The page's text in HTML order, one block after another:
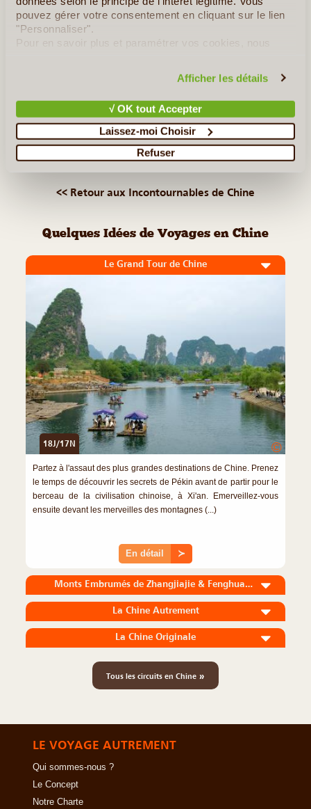
pouvez gérer votre consentement en cliquant sur le lien
"Personnaliser".
Pour en savoir plus et paramétrer vos cookies, nous
Afficher les détails
√ OK tout Accepter
Laissez-moi Choisir
Refuser
monde. La petite cité vie principalement du tourisme,
première industrie de la région. La ville et ses alentours ne
proposent pas qu'un paysage digne des contes de fées, c'est
La Cité Interdite
Tibet
<< Retour aux Incontournables de Chine
Quelques Idées de Voyages en Chine
Le Grand Tour de Chine
18J/17N ©
Partez à l'assaut des plus grandes destinations de Chine. Prenez
le temps de découvrir les secrets de Pékin avant de partir pour le
berceau de la civilisation chinoise, à Xi'an. Emerveillez-vous
ensuite devant les merveilles des montagnes (...)
En détail ≻
Monts Embrumés de Zhangjiajie & Fenghuang Authentique
La Chine Autrement
La Chine Originale
Tous les circuits en Chine »
LE VOYAGE AUTREMENT
Qui sommes-nous ?
Le Concept
Notre Charte